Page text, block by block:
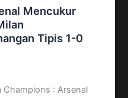
Mencukur
Tipis 1-0
Champions : Arsenal